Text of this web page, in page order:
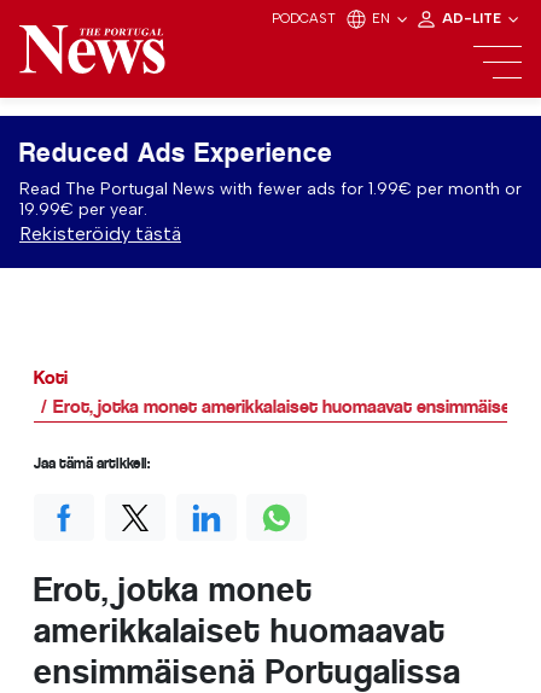
PODCAST EN AD-LITE
Reduced Ads Experience
Read The Portugal News with fewer ads for 1.99€ per month or
19.99€ per year.
Rekisteröidy tästä
Koti
Erot, jotka monet amerikkalaiset huomaavat ensimmäisenä
Erot, jotka monet
amerikkalaiset huomaavat
ensimmäisenä Portugalissa
Jaa tämä artikkeli: